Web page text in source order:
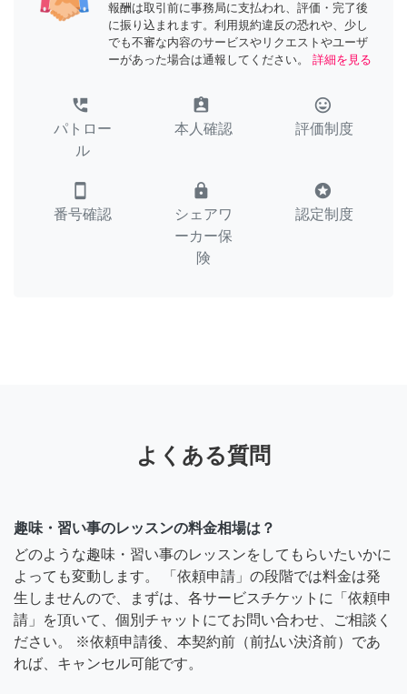
報酬は取引前に事務局に支払われ、評価・完了後
に振り込まれます。利用規約違反の恐れや、少し
でも不審な内容のサービスやリクエストやユーザ
ーがあった場合は通報してください。
詳細を見る
perm_phone_msg
パトロー
ル
assignment_ind
本人確認
tag_faces
評価制度
smartphone
番号確認
lock
シェアワ
ーカー保
険
stars
認定制度
よくある質問
趣味・習い事のレッスンの料金相場は？
どのような趣味・習い事のレッスンをしてもらいたいかに
よっても変動します。 「依頼申請」の段階では料金は発
生しませんので、まずは、各サービスチケットに「依頼申
請」を頂いて、個別チャットにてお問い合わせ、ご相談く
ださい。 ※依頼申請後、本契約前（前払い決済前）であ
れば、キャンセル可能です。